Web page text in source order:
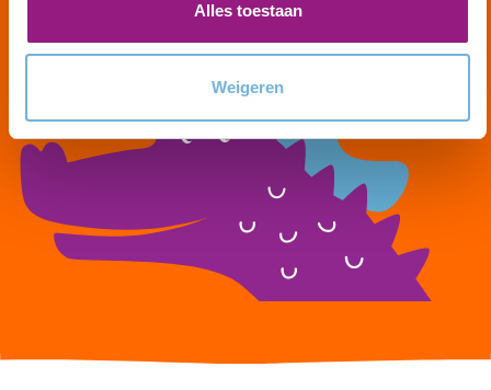
Alles toestaan
Weigeren